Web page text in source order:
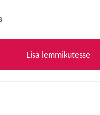
Lisa lemmikutesse